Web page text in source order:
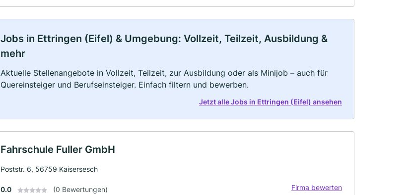
Jobs in Ettringen (Eifel) & Umgebung: Vollzeit, Teilzeit, Ausbildung &
mehr
Aktuelle Stellenangebote in Vollzeit, Teilzeit, zur Ausbildung oder als Minijob – auch für
Quereinsteiger und Berufseinsteiger. Einfach filtern und bewerben.
Jetzt alle Jobs in Ettringen (Eifel) ansehen
Fahrschule Fuller GmbH
Poststr. 6, 56759 Kaisersesch
0.0 (0 Bewertungen) Firma bewerten